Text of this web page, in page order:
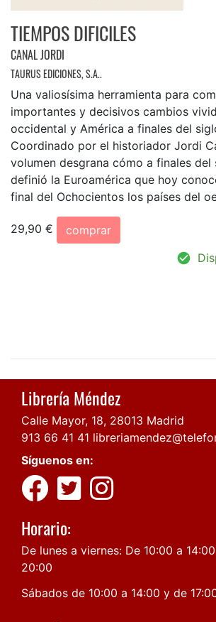
TIEMPOS DIFICILES
CANAL JORDI
TAURUS EDICIONES, S.A..
Una valiosísima herramienta para
importantes y decisivos cambios
occidental y América a finales del
Coordinado por el historiador Jordi
volumen desgrana cómo a finales del
definió la Euroamérica que hoy
final del Ochocientos los países del
29,90 €
comprar
Librería Méndez
Calle Mayor, 18, 28013 Madrid
913 66 41 41
Síguenos en:
Horario:
De lunes a viernes: De 10:00 a
20:00
Sábados de 10:00 a 14:00 y de